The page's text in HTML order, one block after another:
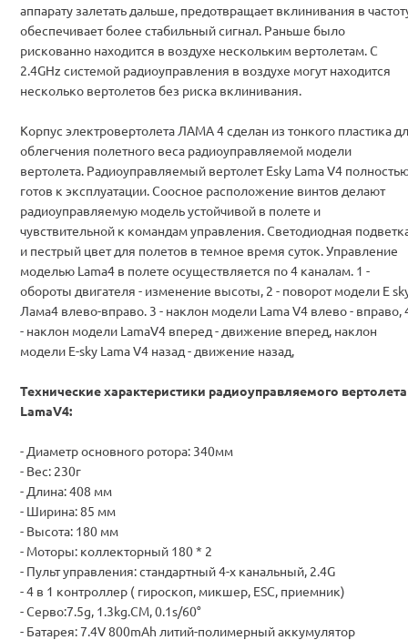
аппарату залетать дальше, предотвращает вклинивания в
обеспечивает более стабильный сигнал. Раньше было
рискованно находится в воздухе нескольким вертолетам. С
2.4GHz системой радиоуправления в воздухе могут находится
несколько вертолетов без риска вклинивания.
Корпус электровертолета ЛАМА 4 сделан из тонкого пластика
облегчения полетного веса радиоуправляемой модели
вертолета. Радиоуправляемый вертолет Esky Lama V4
готов к эксплуатации. Соосное расположение винтов делают
радиоуправляемую модель устойчивой в полете и
чувствительной к командам управления. Светодиодная
и пестрый цвет для полетов в темное время суток. Управление
моделью Lama4 в полете осуществляется по 4 каналам. 1 -
обороты двигателя - изменение высоты, 2 - поворот модели E
Лама4 влево-вправо. 3 - наклон модели Lama V4 влево - вправо,
- наклон модели LamaV4 вперед - движение вперед, наклон
модели E-sky Lama V4 назад - движение назад,
Технические характеристики радиоуправляемого вертолета
LamaV4:
- Диаметр основного ротора: 340мм
- Вес: 230г
- Длина: 408 мм
- Ширина: 85 мм
- Высота: 180 мм
- Моторы: коллекторный 180 * 2
- Пульт управления: стандартный 4-х канальный, 2.4G
- 4 в 1 контроллер ( гироскоп, микшер, ESC, приемник)
- Серво:7.5g, 1.3kg.CM, 0.1s/60°
- Батарея: 7.4V 800mAh литий-полимерный аккумулятор